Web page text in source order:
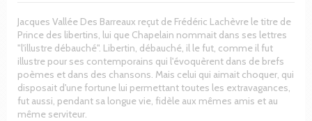
Jacques Vallée Des Barreaux reçut de Frédéric Lachèvre le titre de
Prince des libertins, lui que Chapelain nommait dans ses lettres
"l'illustre débauché". Libertin, débauché, il le fut, comme il fut
illustre pour ses contemporains qui l'évoquèrent dans de brefs
poèmes et dans des chansons. Mais celui qui aimait choquer, qui
disposait d'une fortune lui permettant toutes les extravagances,
fut aussi, pendant sa longue vie, fidèle aux mêmes amis et au
même serviteur.